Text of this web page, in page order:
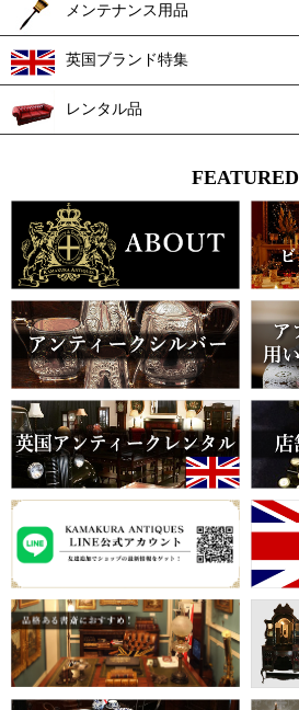
メンテナンス用品
英国ブランド特集
レンタル品
FEATURED